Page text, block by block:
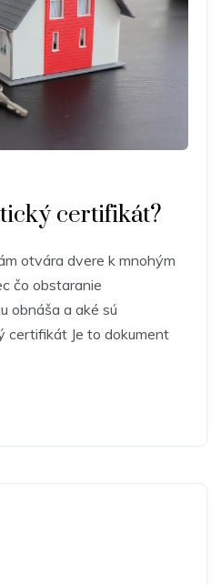
certifikát?
otvára dvere k mnohým
čo obstaranie
obnáša a aké sú
certifikát Je to dokument